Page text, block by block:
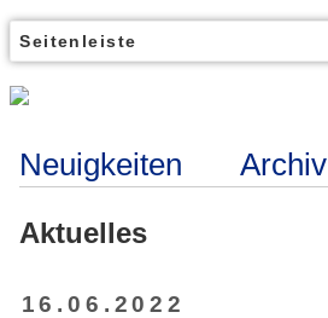
Seitenleiste
Neuigkeiten Archiv
Aktuelles
16.06.2022